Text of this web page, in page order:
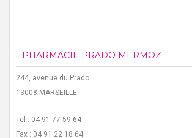
PHARMACIE PRADO MERMOZ
244, avenue du Prado
13008 MARSEILLE
Tel : 04 91 77 59 64
Fax : 04 91 22 18 64